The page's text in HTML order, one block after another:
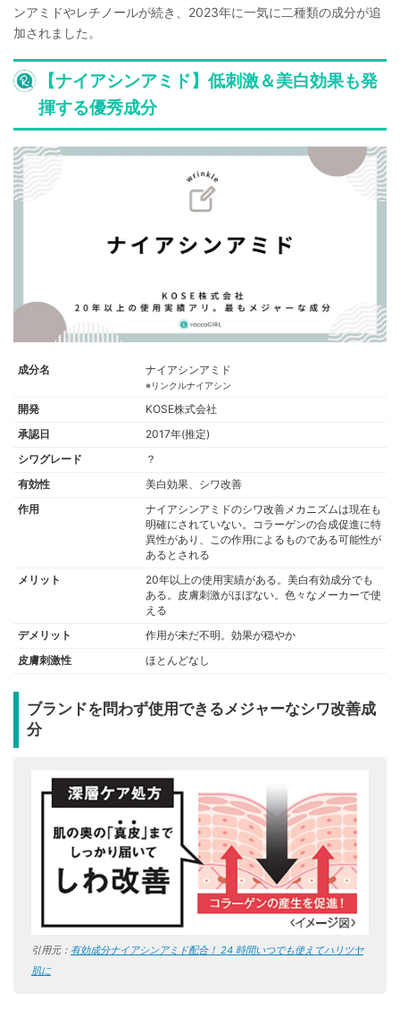
ンアミドやレチノールが続き、2023年に一気に二種類の成分が追
加されました。
【ナイアシンアミド】低刺激＆美白効果も発
揮する優秀成分
成分名 ナイアシンアミド
※リンクルナイアシン
開発
KOSE株式会社
承認日
2017年(推定)
シワグレード
？
有効性
美白効果、シワ改善
作用
ナイアシンアミドのシワ改善メカニズムは現在も
明確にされていない。コラーゲンの合成促進に特
異性があり、この作用によるものである可能性が
あるとされる
メリット
20年以上の使用実績がある。美白有効成分でも
ある。皮膚刺激がほぼない。色々なメーカーで使
える
デメリット
作用が未だ不明。効果が穏やか
皮膚刺激性
ほとんどなし
ブランドを問わず使用できるメジャーなシワ改善成
分
引用元： 有効成分ナイアシンアミド配合！ 24 時間いつでも使えてハリツヤ
肌に